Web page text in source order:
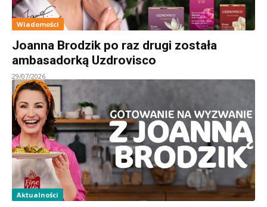
Wiadomości
Joanna Brodzik po raz drugi została
ambasadorką Uzdrovisco
29/07/2026
Aktualności